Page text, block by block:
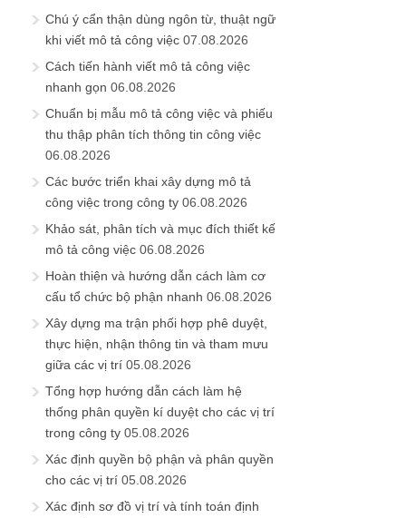
Chú ý cẩn thận dùng ngôn từ, thuật ngữ
khi viết mô tả công việc 07.08.2026
Cách tiến hành viết mô tả công việc
nhanh gọn 06.08.2026
Chuẩn bị mẫu mô tả công việc và phiếu
thu thập phân tích thông tin công việc
06.08.2026
Các bước triển khai xây dựng mô tả
công việc trong công ty 06.08.2026
Khảo sát, phân tích và mục đích thiết kế
mô tả công việc 06.08.2026
Hoàn thiện và hướng dẫn cách làm cơ
cấu tổ chức bộ phận nhanh 06.08.2026
Xây dựng ma trận phối hợp phê duyệt,
thực hiện, nhận thông tin và tham mưu
giữa các vị trí 05.08.2026
Tổng hợp hướng dẫn cách làm hệ
thống phân quyền kí duyệt cho các vị trí
trong công ty 05.08.2026
Xác định quyền bộ phận và phân quyền
cho các vị trí 05.08.2026
Xác định sơ đồ vị trí và tính toán định